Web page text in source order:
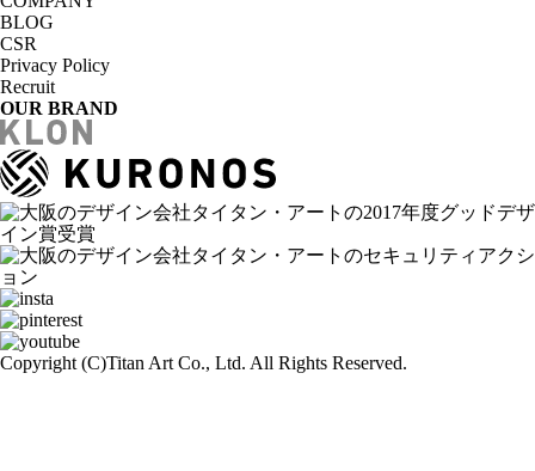
BLOG
CSR
Privacy Policy
Recruit
OUR BRAND
Copyright (C)Titan Art Co., Ltd. All Rights Reserved.